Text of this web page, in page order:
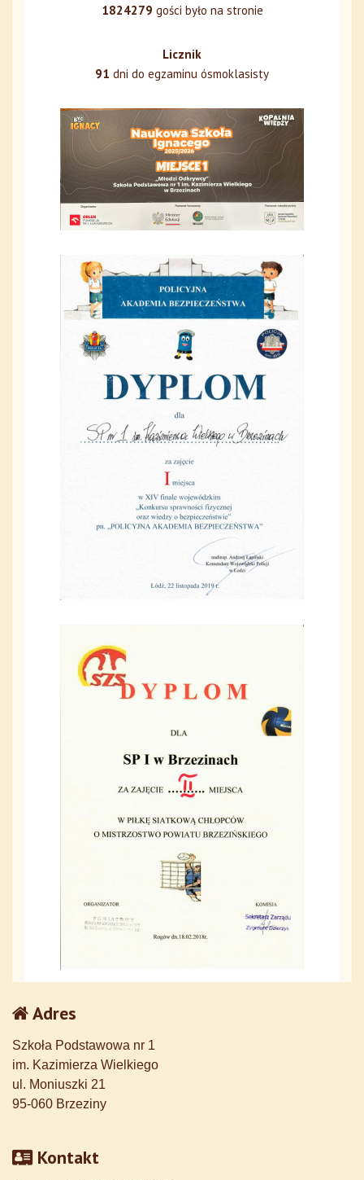
1824279 gości było na stronie
Licznik
91 dni do egzaminu ósmoklasisty
Adres
Szkoła Podstawowa nr 1
im. Kazimierza Wielkiego
ul. Moniuszki 21
95-060 Brzeziny
Kontakt